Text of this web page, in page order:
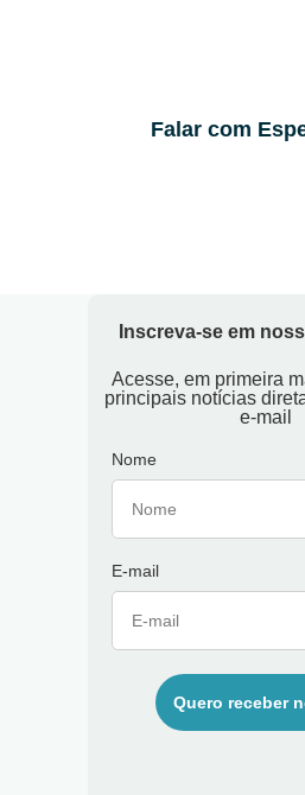
Falar com
Inscreva-se em
Acesse, em primeira
principais notícias
e-mail
Nome
E-mail
Quero receber